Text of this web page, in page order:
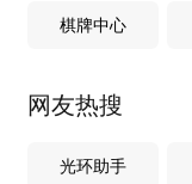
棋牌中心
网友热搜
光环助手